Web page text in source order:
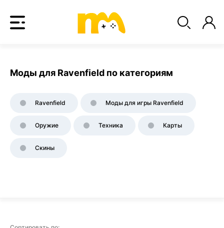
Моды для Ravenfield по категориям
Ravenfield Моды для игры Ravenfield
Оружие Техника Карты
Скины